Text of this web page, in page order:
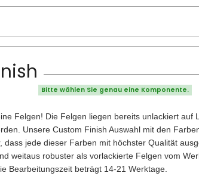
Bitte wählen Sie genau eine Komponente.
Felgen! Die Felgen liegen bereits unlackiert auf
Unsere Custom Finish Auswahl mit den
dass jede dieser Farben mit höchster Qualität
weitaus robuster als vorlackierte Felgen vom
Bearbeitungszeit beträgt 14-21 Werktage.